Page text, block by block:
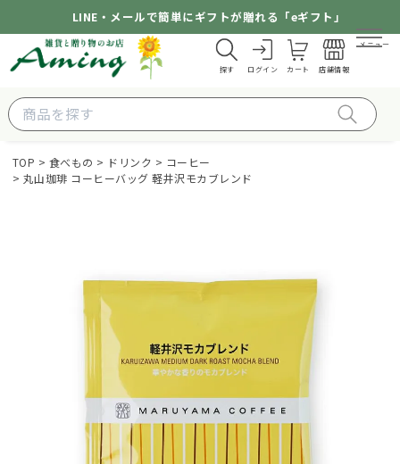
LINE・メールで簡単にギフトが贈れる「eギフト」
探す ログイン カート 店舗情報
メニュー
TOP 食べもの ドリンク
コーヒー
丸山珈琲 コーヒーバッグ 軽井沢モカブレンド